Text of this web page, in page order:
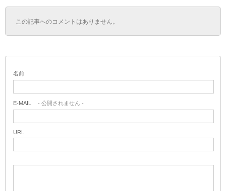
この記事へのコメントはありません。
名前
E-MAIL - 公開されません -
URL